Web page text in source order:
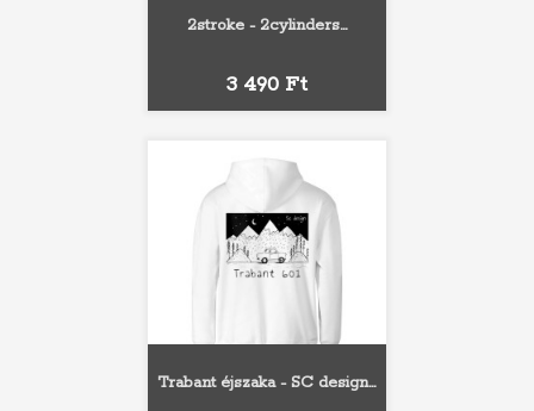
2stroke - 2cylinders...
Ár
3 490 Ft
Trabant éjszaka - SC design...